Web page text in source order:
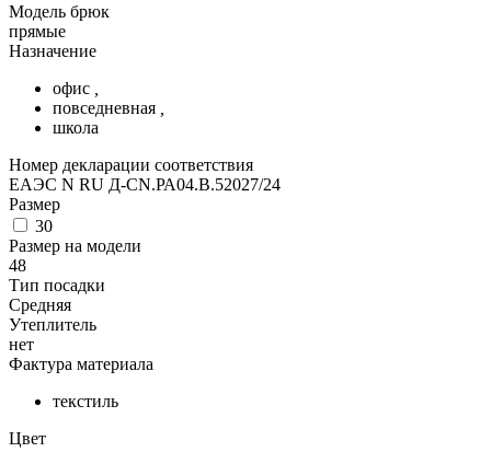
Модель брюк
прямые
Назначение
офис
повседневная
школа
Номер декларации соответствия
ЕАЭС N RU Д-CN.РА04.В.52027/24
Размер
30
Размер на модели
48
Тип посадки
Средняя
Утеплитель
нет
Фактура материала
текстиль
Цвет